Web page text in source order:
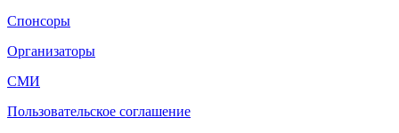
Спонсоры
Организаторы
СМИ
Пользовательское соглашение